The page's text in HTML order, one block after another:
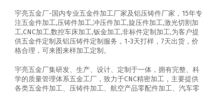
宇亮五金厂-国内专业五金件加工厂家及铝压铸件厂家，15年专
注五金件加工,压铸件加工,冲压件加工,旋压件加工,激光切割加
工,CNC加工,数控车床加工,钣金加工,非标件定制加工,为客户提
供五金件定制及铝压铸件定制服务，1-3天打样，7天出货，价
格合理，可来图来样加工定制。
宇亮五金厂集研发、生产、设计、定制于一体，拥有完整、科
学的质量管理体系五金工厂，致力于CNC精密加工，主要提供
各类五金件加工、压铸件加工、航空产品零配件加工、汽车零